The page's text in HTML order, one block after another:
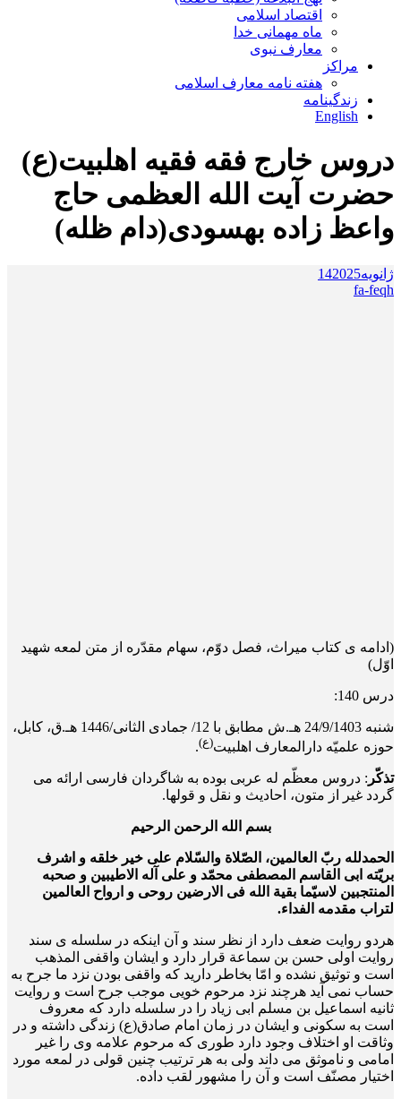
اقتصاد اسلامی
ماه مهمانی خدا
معارف نبوی
مراکز
هفته نامه معارف اسلامی
زندگینامه
English
دروس خارج فقه فقیه اهلبیت(ع)
حضرت آیت الله العظمی حاج
واعظ زاده بهسودی(دام ظله)
ژانویه 142025
fa-feqh
(ادامه ی کتاب میراث، فصل دوّم، سهام مقدّره از متن لمعه شهید
اوّل)
درس 140:
شنبه 24/9/1403 هـ.ش مطابق با 12/ جمادی الثانی/1446 هـ.ق، کابل،
حوزه علمیّه دارالمعارف اهلبیت(ع).
تذکّر : دروس معظّم له عربی بوده به شاگردان فارسی ارائه می
گردد غیر از متون، احادیث و نقل و قول­ها.
بسم الله الرحمن الرحیم
الحمدلله ربّ العالمین، الصّلاة والسّلام علی خیر خلقه و اشرف
بریّته ابی القاسم المصطفی محمّد و علی آله الاطیبین و صحبه
المنتجبین لاسیّما بقیة الله فی الارضین روحی و ارواح العالمین
لتراب مقدمه الفداء.
هردو روایت ضعف دارد از نظر سند و آن اینکه در سلسله ی سند
روایت اولی حسن بن سماعة قرار دارد و ایشان واقفی المذهب
است و توثیق نشده و امّا بخاطر دارید که واقفی بودن نزد ما جرح به
حساب نمی آید هرچند نزد مرحوم خویی موجب جرح است و روایت
ثانیه اسماعیل بن مسلم ابی زیاد را در سلسله دارد که معروف
است به سکونی و ایشان در زمان امام صادق(ع) زندگی داشته و در
وثاقت او اختلاف وجود دارد طوری که مرحوم علامه وی را غیر
امامی و ناموثق می داند ولی به هر ترتیب چنین قولی در لمعه مورد
اختیار مصنّف است و آن را مشهور لقب داده.